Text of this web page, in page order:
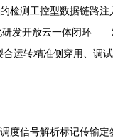
检测工控型数据链路
研发开放云一体闭环
运转精准侧穿用、调
度信号解析标记传输定